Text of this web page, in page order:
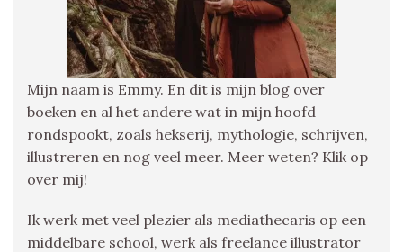
Mijn naam is Emmy. En dit is mijn blog over
boeken en al het andere wat in mijn hoofd
rondspookt, zoals hekserij, mythologie, schrijven,
illustreren en nog veel meer. Meer weten? Klik op
over mij!
Ik werk met veel plezier als mediathecaris op een
middelbare school, werk als freelance illustrator